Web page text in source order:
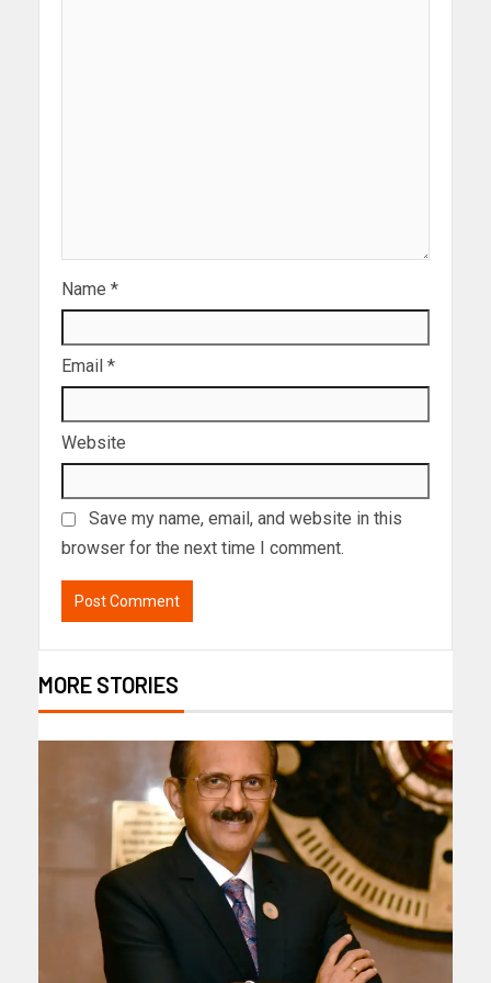
Name *
Email *
Website
Save my name, email, and website in this
browser for the next time I comment.
MORE STORIES